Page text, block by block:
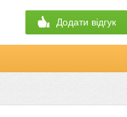
Додати відгук